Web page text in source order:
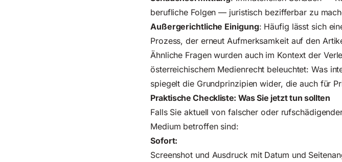
berufliche Folgen — juristisch bezifferbar zu
Außergerichtliche Einigung: Häufig lässt sich
Prozess, der erneut Aufmerksamkeit auf den
Ähnliche Fragen wurden auch im Kontext der
österreichischem Medienrecht beleuchtet: Was
spiegelt die Grundprinzipien wider, die auch für
Praktische Checkliste: Was Sie jetzt tun sollten
Falls Sie aktuell von falscher oder
Medium betroffen sind:
Sofort:
Screenshot und Ausdruck mit Datum und